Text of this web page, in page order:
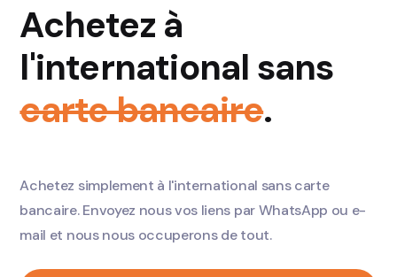
Achetez à
l'international sans
carte bancaire.
Achetez simplement à l'international sans carte
bancaire. Envoyez nous vos liens par WhatsApp ou e-
mail et nous nous occuperons de tout.